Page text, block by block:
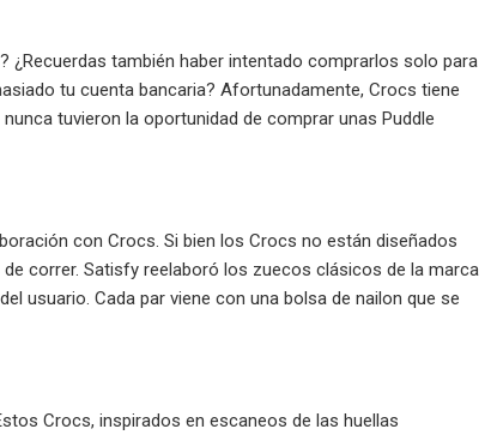
¿Recuerdas también haber intentado comprarlos solo para
tu cuenta bancaria? Afortunadamente, Crocs tiene
tuvieron la oportunidad de comprar unas Puddle
con Crocs. Si bien los Crocs no están diseñados
correr. Satisfy reelaboró ​​los zuecos clásicos de la marca
usuario. Cada par viene con una bolsa de nailon que se
Crocs, inspirados en escaneos de las huellas